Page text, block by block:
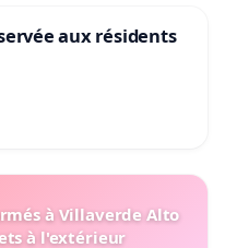
aux résidents
à Villaverde Alto
à l'extérieur